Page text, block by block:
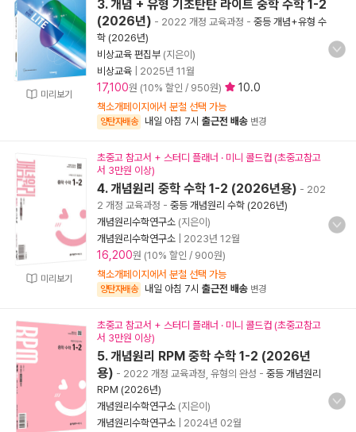
미리보기
3. 개념 + 유형 기초탄탄 라이트 중학 수학 1-2
(2026년) - 2022 개정 교육과정 - 중등 개념+유형 수
학 (2026년)
비상교육 편집부 (지은이)
비상교육
2025년 11월
17,100원 (10% 할인 / 950원) 10.0
책소개페이지에서 분철 선택 가능
양탄자배송 내일 아침 7시 출근전 배송 변경
미리보기
초중고 참고서 + 스터디 플래너 · 미니 콜드컵 (초중고참고
서 3만원 이상)
4. 개념원리 중학 수학 1-2 (2026년용) - 202
2 개정 교육과정 - 중등 개념원리 수학 (2026년)
개념원리수학연구소 (지은이)
개념원리수학연구소
2023년 12월
16,200원 (10% 할인 / 900원)
책소개페이지에서 분철 선택 가능
양탄자배송 내일 아침 7시 출근전 배송 변경
초중고 참고서 + 스터디 플래너 · 미니 콜드컵 (초중고참고
서 3만원 이상)
5. 개념원리 RPM 중학 수학 1-2 (2026년
용) - 2022 개정 교육과정, 유형의 완성 - 중등 개념원리
RPM (2026년)
개념원리수학연구소 (지은이)
개념원리수학연구소
2024년 02월